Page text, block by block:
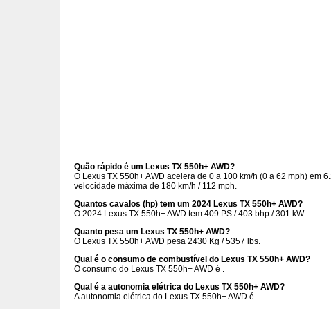
Quão rápido é um Lexus TX 550h+ AWD?
O Lexus TX 550h+ AWD acelera de 0 a 100 km/h (0 a 62 mph) em
velocidade máxima de 180 km/h / 112 mph.
Quantos cavalos (hp) tem um 2024 Lexus TX 550h+ AWD?
O 2024 Lexus TX 550h+ AWD tem 409 PS / 403 bhp / 301 kW.
Quanto pesa um Lexus TX 550h+ AWD?
O Lexus TX 550h+ AWD pesa 2430 Kg / 5357 lbs.
Qual é o consumo de combustível do Lexus TX 550h+ AWD?
O consumo do Lexus TX 550h+ AWD é .
Qual é a autonomia elétrica do Lexus TX 550h+ AWD?
A autonomia elétrica do Lexus TX 550h+ AWD é .